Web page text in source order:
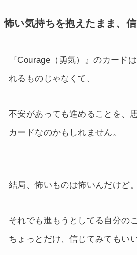
怖い気持ちを抱えたまま、
『Courage（勇気）』のカード
れるものじゃなくて、
不安があっても進めることを、
カードなのかもしれません。
結局、怖いものは怖いんだけど。
それでも進もうとしてる自分のこ
ちょっとだけ、信じてみてもい